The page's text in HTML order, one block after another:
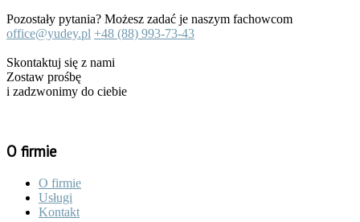
Pozostały pytania? Możesz zadać je naszym fachowcom
office@yudey.pl +48 (88) 993-73-43
Skontaktuj się z nami
Zostaw prośbę
i zadzwonimy do ciebie
O firmie
O firmie
Usługi
Kontakt